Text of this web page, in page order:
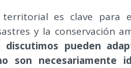
es clave para
y la conservación
pueden
son necesariamente